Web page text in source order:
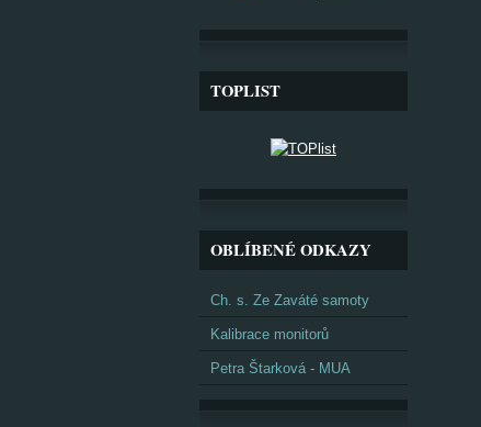
TOPLIST
OBLÍBENÉ ODKAZY
Ch. s. Ze Zaváté samoty
Kalibrace monitorů
Petra Štarková - MUA